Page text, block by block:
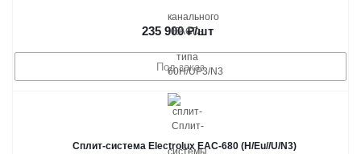
235 900₽/шт
Под заказ
Сплит-система Electrolux EAC-680 (H/Eu//U/N3)